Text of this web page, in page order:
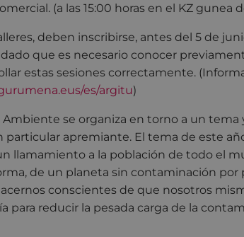
(a las 15:00 horas en el KZ gunea
deben inscribirse, antes del 5 de
dado que es necesario conocer
estas sesiones correctamente.
es/argitu)
se organiza en torno a un tema
apremiante. El tema de este
llamamiento a la población de todo el
de un planeta sin contaminación por
conscientes de que nosotros
para reducir la pesada carga de la